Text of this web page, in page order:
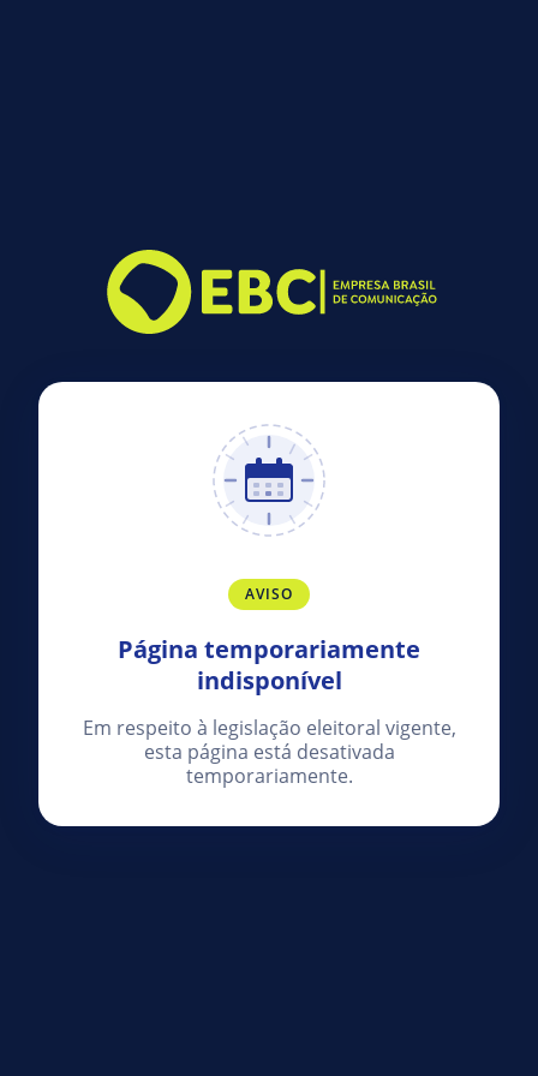
AVISO
Página temporariamente
indisponível
Em respeito à legislação eleitoral vigente,
esta página está desativada
temporariamente.